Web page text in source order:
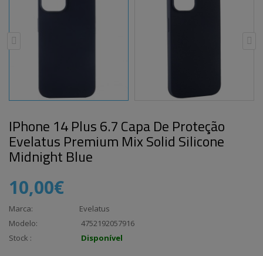
IPhone 14 Plus 6.7 Capa De Proteção
Evelatus Premium Mix Solid Silicone
Midnight Blue
10,00€
Marca:
Evelatus
Modelo:
4752192057916
Stock :
Disponível